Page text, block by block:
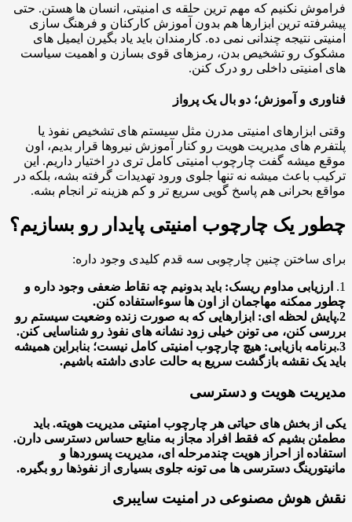
نکنیم که مهم ترین حلقه ی امنیتی، انسان ها هستن. حتی
ترین ابزارها هم بدون آموزش کارکنان و فرهنگ سازی
نتیجه چندانی نمی ده. کارمندان باید یاد بگیرن ایمیل های
رو تشخیص بدن، رمزهای قوی بسازن و اهمیت سیاست
امنیتی داخلی رو درک کنن.
و آموزش؛ دو بال یک پرواز
ابزارهای امنیتی مدرن مثل سیستم های تشخیص نفوذ یا
های مدیریت هویت رو کنار آموزش نیروها قرار بدیم، اون
میشه گفت چارچوب امنیتی کامل تری در اختیار داریم. این
باعث میشه نه تنها جلوی ورود تهدیدات گرفته بشه، بلکه در
بحرانی هم پاسخ گویی سریع تر و کم هزینه تر انجام بشه.
یک چارچوب امنیتی پایدار رو بسازیم؟
ساختن چنین چارچوبی سه قدم کلیدی وجود داره:
مداوم ریسک : باید بدونیم چه نقاط ضعفی وجود داره و
ممکنه مهاجمان از اون ها سوءاستفاده کنن.
لحظه ای: ابزارهایی که به صورت زنده وضعیت سیستم رو
کنن، می تونن خیلی زود نشانه های نفوذ رو شناسایی کنن.
بازیابی: هیچ چارچوب امنیتی کامل نیست؛ بنابراین همیشه
یک نقشه بازگشت سریع به حالت عادی داشته باشیم.
هویت و دسترسی
از بخش های حیاتی هر چارچوب امنیتی مدیریت هویته. باید
بشیم که فقط افراد مجاز به منابع حساس دسترسی دارن.
از احراز هویت چندمرحله ای، مدیریت پسوردها و
دسترسی ها می تونه جلوی بسیاری از نفوذها رو بگیره.
هوش مصنوعی در امنیت سایبری